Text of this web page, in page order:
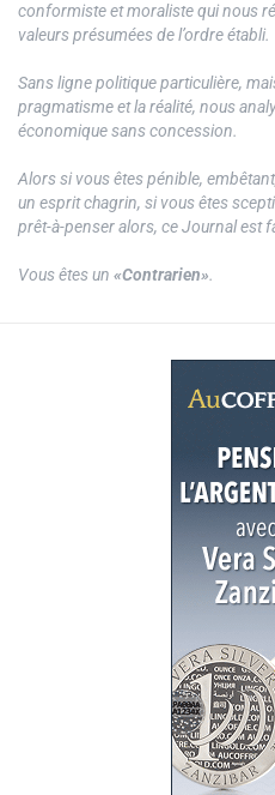
conformiste et moraliste qui nous
valeurs présumées de l’ordre établi.
Sans ligne politique particulière,
pragmatisme et la réalité, nous
économique sans concession.
Alors si vous êtes pénible,
un esprit chagrin, si vous êtes
prêt-à-penser alors, ce Journal est
Vous êtes un «Contrarien».